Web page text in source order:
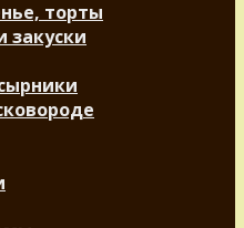
торты
закуски